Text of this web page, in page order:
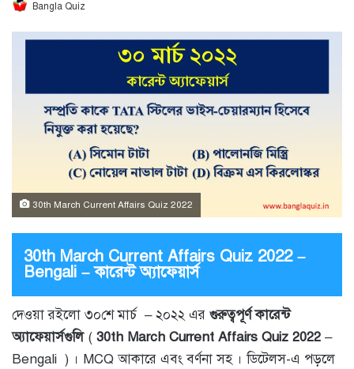
Bangla Quiz
30th March Current Affairs Quiz 2022
30th March Current Affairs Quiz 2022 –
Bengali – কারেন্ট অ্যাফেয়ার্স
দেওয়া রইলো ৩০শে মার্চ – ২০২২ এর গুরুত্বপূর্ণ কারেন্ট
অ্যাফেয়ার্সগুলি( 30th March Current Affairs Quiz 2022 –
Bengali ) । MCQ আকারে এবং বর্ণনা সহ । ডিটেলস-এ পড়লে